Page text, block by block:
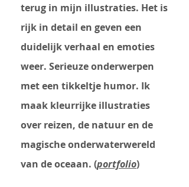
terug in mijn illustraties. Het is
rijk in detail en geven een
duidelijk verhaal en emoties
weer. Serieuze onderwerpen
met een tikkeltje humor. Ik
maak kleurrijke illustraties
over reizen, de natuur en de
magische onderwaterwereld
van de oceaan. (portfolio)